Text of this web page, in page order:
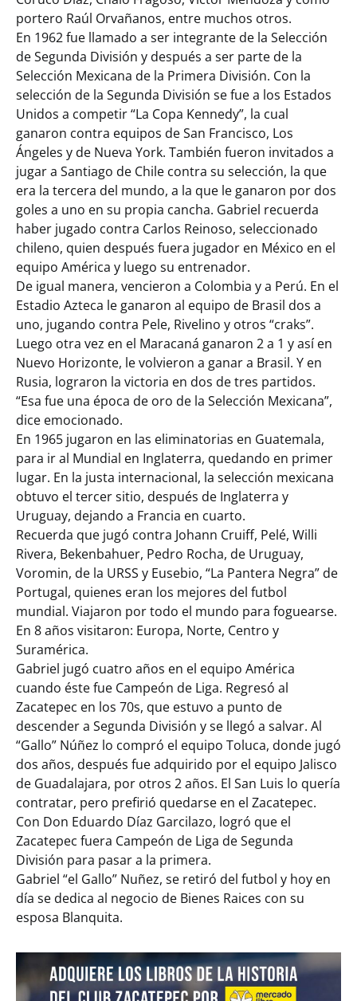
portero Raúl Orvañanos, entre muchos otros.
En 1962 fue llamado a ser integrante de la Selección
de Segunda División y después a ser parte de la
Selección Mexicana de la Primera División. Con la
selección de la Segunda División se fue a los Estados
Unidos a competir “La Copa Kennedy”, la cual
ganaron contra equipos de San Francisco, Los
Ángeles y de Nueva York. También fueron invitados a
jugar a Santiago de Chile contra su selección, la que
era la tercera del mundo, a la que le ganaron por dos
goles a uno en su propia cancha. Gabriel recuerda
haber jugado contra Carlos Reinoso, seleccionado
chileno, quien después fuera jugador en México en el
equipo América y luego su entrenador.
De igual manera, vencieron a Colombia y a Perú. En el
Estadio Azteca le ganaron al equipo de Brasil dos a
uno, jugando contra Pele, Rivelino y otros “craks”.
Luego otra vez en el Maracaná ganaron 2 a 1 y así en
Nuevo Horizonte, le volvieron a ganar a Brasil. Y en
Rusia, lograron la victoria en dos de tres partidos.
“Esa fue una época de oro de la Selección Mexicana”,
dice emocionado.
En 1965 jugaron en las eliminatorias en Guatemala,
para ir al Mundial en Inglaterra, quedando en primer
lugar. En la justa internacional, la selección mexicana
obtuvo el tercer sitio, después de Inglaterra y
Uruguay, dejando a Francia en cuarto.
Recuerda que jugó contra Johann Cruiff, Pelé, Willi
Rivera, Bekenbahuer, Pedro Rocha, de Uruguay,
Voromin, de la URSS y Eusebio, “La Pantera Negra” de
Portugal, quienes eran los mejores del futbol
mundial. Viajaron por todo el mundo para foguearse.
En 8 años visitaron: Europa, Norte, Centro y
Suramérica.
Gabriel jugó cuatro años en el equipo América
cuando éste fue Campeón de Liga. Regresó al
Zacatepec en los 70s, que estuvo a punto de
descender a Segunda División y se llegó a salvar. Al
“Gallo” Núñez lo compró el equipo Toluca, donde jugó
dos años, después fue adquirido por el equipo Jalisco
de Guadalajara, por otros 2 años. El San Luis lo quería
contratar, pero prefirió quedarse en el Zacatepec.
Con Don Eduardo Díaz Garcilazo, logró que el
Zacatepec fuera Campeón de Liga de Segunda
División para pasar a la primera.
Gabriel “el Gallo” Nuñez, se retiró del futbol y hoy en
día se dedica al negocio de Bienes Raices con su
esposa Blanquita.